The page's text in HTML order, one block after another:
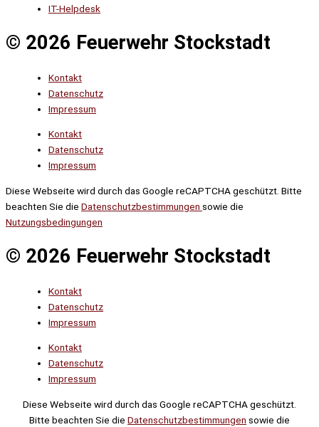
IT-Helpdesk
© 2026 Feuerwehr Stockstadt
Kontakt
Datenschutz
Impressum
Kontakt
Datenschutz
Impressum
Diese Webseite wird durch das Google reCAPTCHA geschützt. Bitte
beachten Sie die Datenschutzbestimmungen sowie die
Nutzungsbedingungen
© 2026 Feuerwehr Stockstadt
Kontakt
Datenschutz
Impressum
Kontakt
Datenschutz
Impressum
Diese Webseite wird durch das Google reCAPTCHA geschützt.
Bitte beachten Sie die Datenschutzbestimmungen sowie die